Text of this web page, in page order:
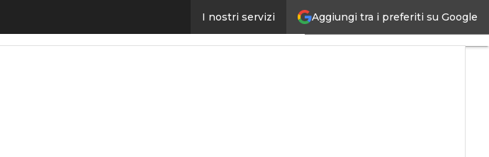
Aggiungi tra i preferiti su Google
I nostri servizi
Google e Fondo per la Repubblica digitaleUltimi
articoli